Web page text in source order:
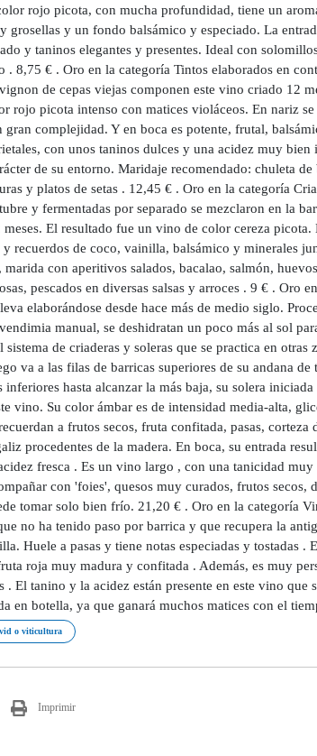
rojo picota, con mucha profundidad, tiene un
grosellas y un fondo balsámico y especiado. La
y taninos elegantes y presentes. Ideal con
8,75 € . Oro en la categoría Tintos elaborados en
de cepas viejas componen este vino criado 12
rojo picota intenso con matices violáceos. En nariz
gran complejidad. Y en boca es potente, frutal,
con unos taninos dulces y una acidez muy
de su entorno. Maridaje recomendado: chuleta
y platos de setas . 12,45 € . Oro en la categoría
y fermentadas por separado se mezclaron en la
El resultado fue un vino de color cereza picota.
recuerdos de coco, vainilla, balsámico y minerales
con aperitivos salados, bacalao, salmón,
pescados en diversas salsas y arroces . 9 € . Oro
elaborándose desde hace más de medio siglo.
manual, se deshidratan un poco más al sol
de criaderas y soleras que se practica en otras
va a las filas de barricas superiores de su andana de
inferiores hasta alcanzar la más baja, su solera
vino. Su color ámbar es de intensidad media-alta,
a frutos secos, fruta confitada, pasas,
procedentes de la madera. En boca, su entrada
fresca . Es un vino largo , con una tanicidad muy
con 'foies', quesos muy curados, frutos secos,
tomar solo bien frío. 21,20 € . Oro en la categoría
no ha tenido paso por barrica y que recupera la
Huele a pasas y tiene notas especiadas y tostadas .
roja muy madura y confitada . Además, es muy
El tanino y la acidez están presente en este vino que
en botella, ya que ganará muchos matices con el
o viticultura
Imprimir